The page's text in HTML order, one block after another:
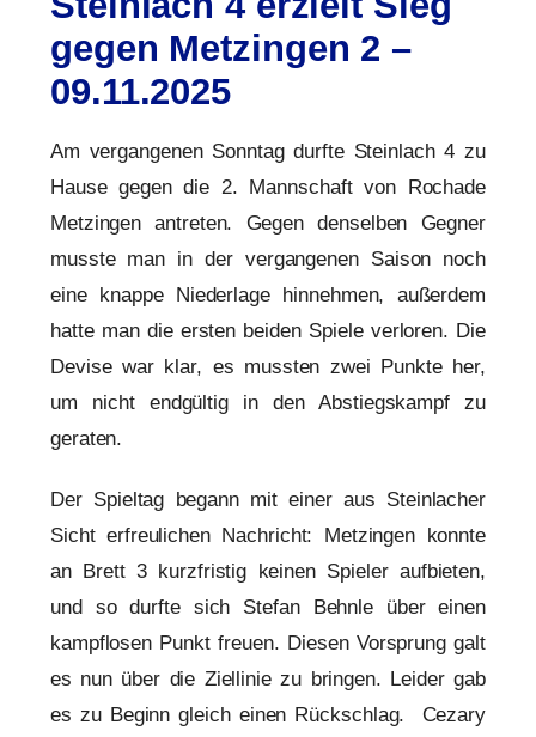
gegen Metzingen 2 –
09.11.2025
Am vergangenen Sonntag durfte Steinlach 4 zu
Hause gegen die 2. Mannschaft von Rochade
Metzingen antreten. Gegen denselben Gegner
musste man in der vergangenen Saison noch
eine knappe Niederlage hinnehmen, außerdem
hatte man die ersten beiden Spiele verloren. Die
Devise war klar, es mussten zwei Punkte her,
um nicht endgültig in den Abstiegskampf zu
geraten.
Der Spieltag begann mit einer aus Steinlacher
Sicht erfreulichen Nachricht: Metzingen konnte
an Brett 3 kurzfristig keinen Spieler aufbieten,
und so durfte sich Stefan Behnle über einen
kampflosen Punkt freuen. Diesen Vorsprung galt
es nun über die Ziellinie zu bringen. Leider gab
es zu Beginn gleich einen Rückschlag. Cezary